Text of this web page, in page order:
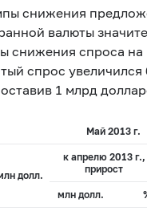
снижения
валюты
снижения спроса на
спрос увеличился
1 млрд
Май 2013 г.
долл.
к апрелю 2013 г.,
прирост
млн долл.